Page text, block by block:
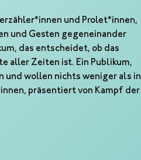
und Prolet*innen,
und Gesten gegeneinander
das entscheidet, ob das
aller Zeiten ist. Ein Publikum,
und wollen nichts weniger als in
präsentiert von Kampf der